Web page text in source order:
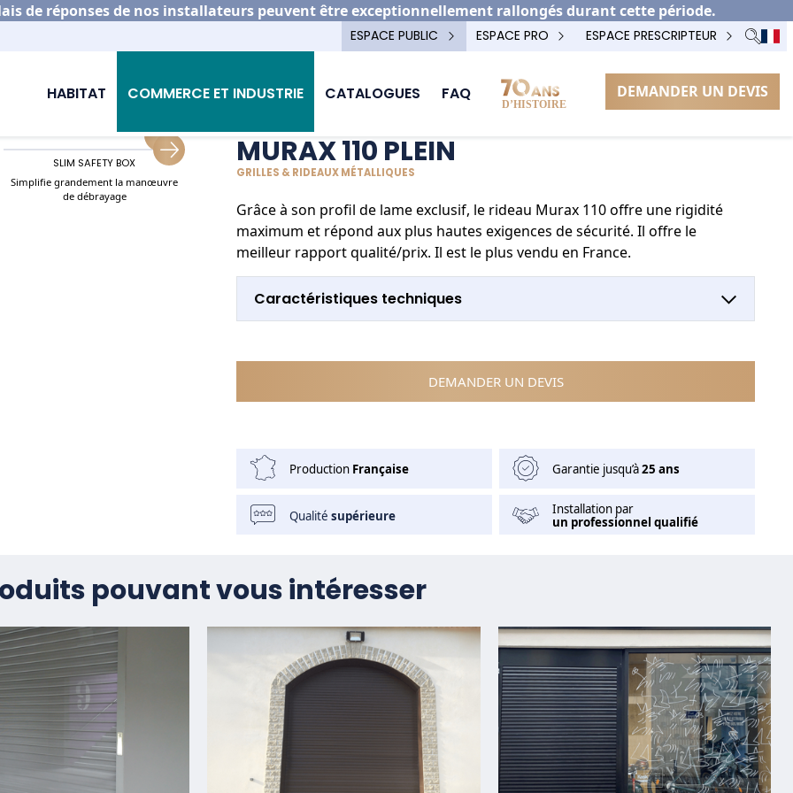
de réponses de nos installateurs peuvent être exceptionnellement rallongés durant cette période.
ESPACE PUBLIC ESPACE PRO ESPACE PRESCRIPTEUR
HABITAT COMMERCE ET INDUSTRIE CATALOGUES FAQ DEMANDER UN DEVIS
métalliques Murax 110 plein
SLIM SAFETY BOX
Simplifie grandement la manœuvre
de débrayage
LAQUAGE
MURAX 110 PLEIN
GRILLES & RIDEAUX MÉTALLIQUES
Grâce à son profil de lame exclusif, le rideau Murax 110 offre une rigidité
maximum et répond aux plus hautes exigences de sécurité. Il offre le
meilleur rapport qualité/prix. Il est le plus vendu en France.
Caractéristiques techniques
DEMANDER UN DEVIS
Production Française Garantie jusqu’à25 ans
Qualitésupérieure
Installation par
un professionnel qualifié
pouvant vous intéresser